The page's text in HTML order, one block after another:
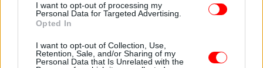
I want to opt-out of processing my
Personal Data for Targeted Advertising.
Opted In
I want to opt-out of Collection, Use,
Retention, Sale, and/or Sharing of my
Personal Data that Is Unrelated with the
ΠΟΛΙΤΙΚΗ 26/02/2018 15:37